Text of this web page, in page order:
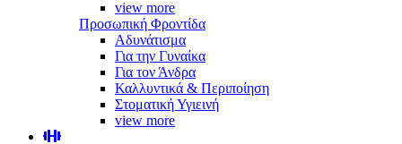
view more
Προσωπική Φροντίδα
Αδυνάτισμα
Για την Γυναίκα
Για τον Άνδρα
Καλλυντικά & Περιποίηση
Στοματική Υγιεινή
view more